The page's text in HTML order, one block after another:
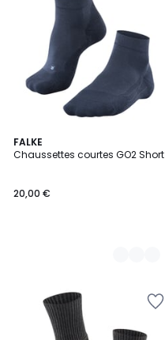
FALKE
Chaussettes courtes GO2 Short
20,00 €
4
Couleurs